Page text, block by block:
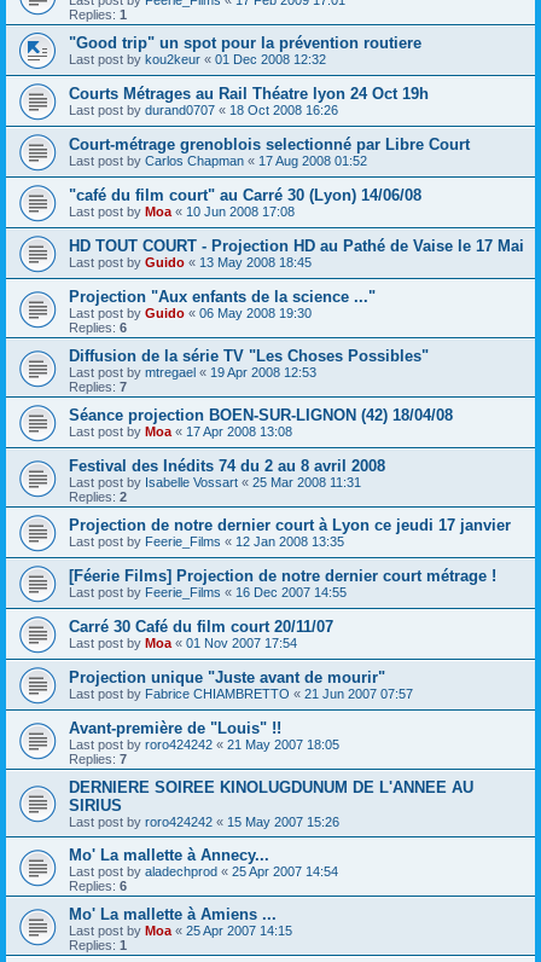
Replies: 1
"Good trip" un spot pour la prévention routiere
Last post by kou2keur « 01 Dec 2008 12:32
Courts Métrages au Rail Théatre lyon 24 Oct 19h
Last post by durand0707 « 18 Oct 2008 16:26
Court-métrage grenoblois selectionné par Libre Court
Last post by Carlos Chapman « 17 Aug 2008 01:52
"café du film court" au Carré 30 (Lyon) 14/06/08
Last post by Moa « 10 Jun 2008 17:08
HD TOUT COURT - Projection HD au Pathé de Vaise le 17 Mai
Last post by Guido « 13 May 2008 18:45
Projection "Aux enfants de la science ..."
Last post by Guido « 06 May 2008 19:30
Replies: 6
Diffusion de la série TV "Les Choses Possibles"
Last post by mtregael « 19 Apr 2008 12:53
Replies: 7
Séance projection BOEN-SUR-LIGNON (42) 18/04/08
Last post by Moa « 17 Apr 2008 13:08
Festival des Inédits 74 du 2 au 8 avril 2008
Last post by Isabelle Vossart « 25 Mar 2008 11:31
Replies: 2
Projection de notre dernier court à Lyon ce jeudi 17 janvier
Last post by Feerie_Films « 12 Jan 2008 13:35
[Féerie Films] Projection de notre dernier court métrage !
Last post by Feerie_Films « 16 Dec 2007 14:55
Carré 30 Café du film court 20/11/07
Last post by Moa « 01 Nov 2007 17:54
Projection unique "Juste avant de mourir"
Last post by Fabrice CHIAMBRETTO « 21 Jun 2007 07:57
Avant-première de "Louis" !!
Last post by roro424242 « 21 May 2007 18:05
Replies: 7
DERNIERE SOIREE KINOLUGDUNUM DE L'ANNEE AU
SIRIUS
Last post by roro424242 « 15 May 2007 15:26
Mo' La mallette à Annecy...
Last post by aladechprod « 25 Apr 2007 14:54
Replies: 6
Mo' La mallette à Amiens ...
Last post by Moa « 25 Apr 2007 14:15
Replies: 1